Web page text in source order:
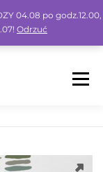
Menu
04.08 po godz.12.00,
Odrzuć